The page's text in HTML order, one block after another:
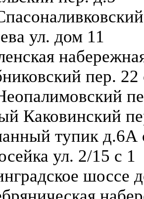
ул. дом 11
пер. 22
Каковинский
тупик д.6А
ул. 2/15 с 1
шоссе